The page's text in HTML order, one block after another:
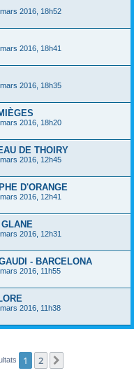
2016, 18h52
2016, 18h41
2016, 18h35
2016, 18h20
DE THOIRY
2016, 12h45
D'ORANGE
2016, 12h41
2016, 12h31
- BARCELONA
2016, 11h55
2016, 11h38
1 2